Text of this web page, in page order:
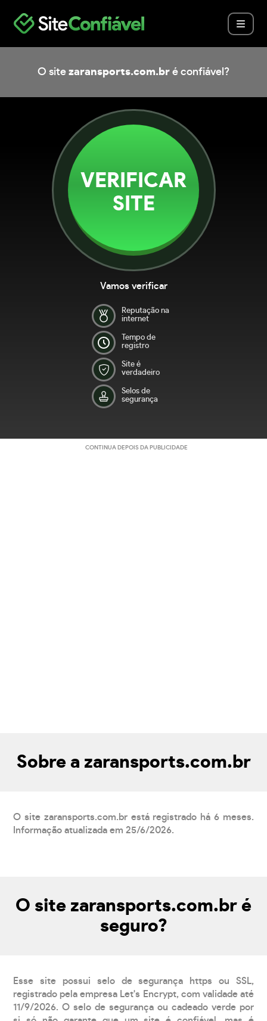
O site zaransports.com.br é confiável?
VERIFICAR
SITE
Vamos verificar
Reputação na
internet
Tempo de
registro
Site é
verdadeiro
Selos de
segurança
CONTINUA DEPOIS DA PUBLICIDADE
Sobre a zaransports.com.br
O site zaransports.com.br está registrado há 6 meses.
Informação atualizada em 25/6/2026.
O site zaransports.com.br é
seguro?
Esse site possui selo de segurança https ou SSL,
registrado pela empresa Let's Encrypt, com validade até
11/9/2026. O selo de segurança ou cadeado verde por